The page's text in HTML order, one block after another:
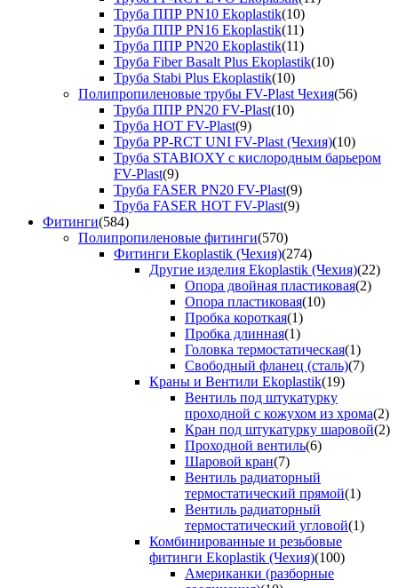
Труба ППР PN10 Ekoplastik(10)
Труба ППР PN16 Ekoplastik(11)
Труба ППР PN20 Ekoplastik(11)
Труба Fiber Basalt Plus Ekoplastik(10)
Труба Stabi Plus Ekoplastik(10)
Полипропиленовые трубы FV-Plast Чехия(56)
Труба ППР PN20 FV-Plast(10)
Труба HOT FV-Plast(9)
Труба PP-RCT UNI FV-Plast (Чехия)(10)
Труба STABIOXY с кислородным барьером
FV-Plast(9)
Труба FASER PN20 FV-Plast(9)
Труба FASER HOT FV-Plast(9)
Фитинги(584)
Полипропиленовые фитинги(570)
Фитинги Ekoplastik (Чехия)(274)
Другие изделия Ekoplastik (Чехия)(22)
Опора двойная пластиковая(2)
Опора пластиковая(10)
Пробка короткая(1)
Пробка длинная(1)
Головка термостатическая(1)
Свободный фланец (сталь)(7)
Краны и Вентили Ekoplastik(19)
Вентиль под штукатурку
проходной с кожухом из хрома(2)
Кран под штукатурку шаровой(2)
Проходной вентиль(6)
Шаровой кран(7)
Вентиль радиаторный
термостатический прямой(1)
Вентиль радиаторный
термостатический угловой(1)
Комбинированные и резьбовые
фитинги Ekoplastik (Чехия)(100)
Американки (разборные